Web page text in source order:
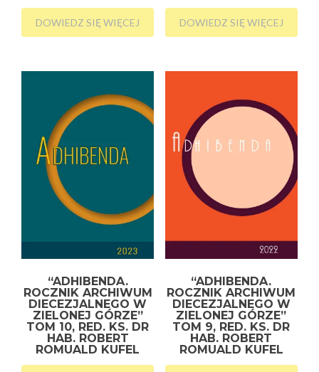
DOWIEDZ SIĘ WIĘCEJ DOWIEDZ SIĘ WIĘCEJ
“ADHIBENDA.
ROCZNIK ARCHIWUM
DIECEZJALNEGO W
ZIELONEJ GÓRZE”
TOM 10, RED. KS. DR
HAB. ROBERT
ROMUALD KUFEL
“ADHIBENDA.
ROCZNIK ARCHIWUM
DIECEZJALNEGO W
ZIELONEJ GÓRZE”
TOM 9, RED. KS. DR
HAB. ROBERT
ROMUALD KUFEL